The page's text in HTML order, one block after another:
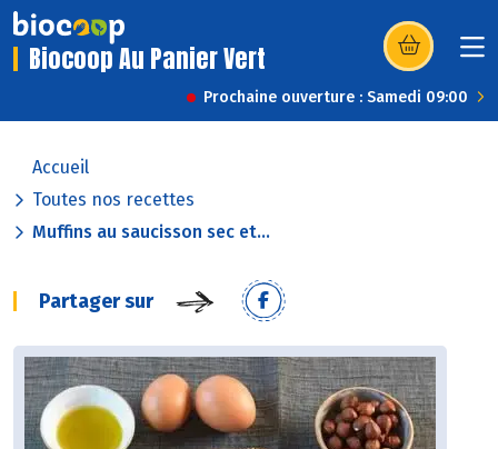
Biocoop Au Panier Vert (s’ouvre dans
Prochaine ouverture : Samedi 09:00
Accueil
Toutes nos recettes
Muffins au saucisson sec et...
Partager sur